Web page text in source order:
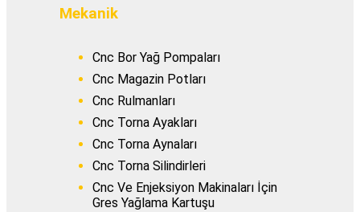
Mekanik
Cnc Bor Yağ Pompaları
Cnc Magazin Potları
Cnc Rulmanları
Cnc Torna Ayakları
Cnc Torna Aynaları
Cnc Torna Silindirleri
Cnc Ve Enjeksiyon Makinaları İçin
Gres Yağlama Kartuşu